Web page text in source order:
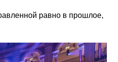
равно в прошлое,